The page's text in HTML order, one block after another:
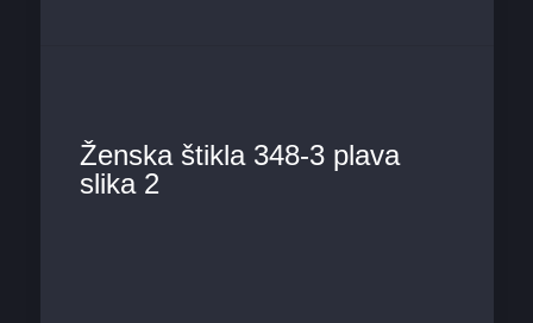
Ženska štikla 348-3 plava
slika 2